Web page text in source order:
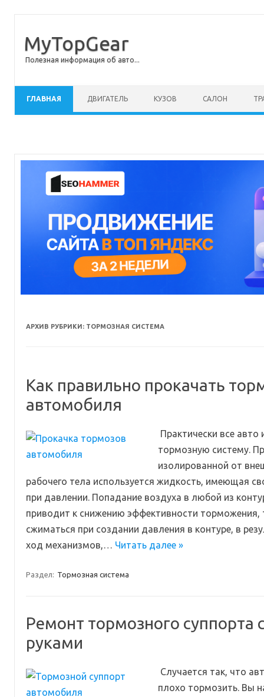
MyTopGear
Полезная информация об авто...
ГЛАВНАЯ ДВИГАТЕЛЬ КУЗОВ САЛОН
АРХИВ РУБРИКИ: ТОРМОЗНАЯ СИСТЕМА
Как правильно прокачать
автомобиля
Практически все
тормозную систему.
изолированной от
рабочего тела используется жидкость, имеющая
при давлении. Попадание воздуха в любой из
приводит к снижению эффективности торможения,
сжиматься при создании давления в контуре, в
ход механизмов,… Читать далее »
Раздел: Тормозная система
Ремонт тормозного суппорта
руками
Случается так, что
плохо тормозить. Вы